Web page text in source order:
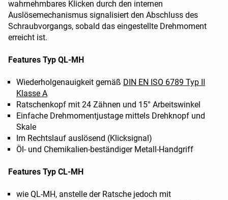
wahrnehmbares Klicken durch den internen
Auslösemechanismus signalisiert den Abschluss des
Schraubvorgangs, sobald das eingestellte Drehmoment
erreicht ist.
Features Typ QL-MH
Wiederholgenauigkeit gemäß DIN EN ISO 6789 Typ II
Klasse A
Ratschenkopf mit 24 Zähnen und 15° Arbeitswinkel
Einfache Drehmomentjustage mittels Drehknopf und
Skale
Im Rechtslauf auslösend (Klicksignal)
Öl- und Chemikalien-beständiger Metall-Handgriff
Features Typ CL-MH
wie QL-MH, anstelle der Ratsche jedoch mit